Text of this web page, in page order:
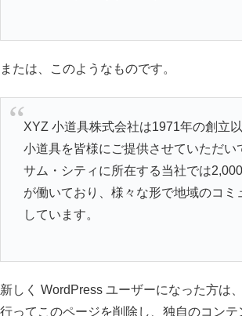
または、このようなものです。
XYZ 小道具株式会社は1971年の創立
小道具を皆様にご提供させていただい
サム・シティに所在する当社では
が働いており、様々な形で地域のコミ
しています。
新しく WordPress ユーザーになった方は、
行ってこのページを削除し、独自のコン